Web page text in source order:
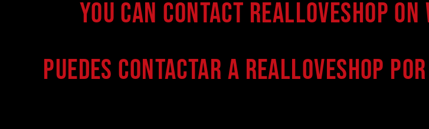
You can contact Realloveshop on
Puedes contactar a Realloveshop